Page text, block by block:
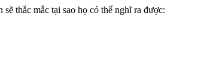
thắc mắc tại sao họ có thể nghĩ ra được: